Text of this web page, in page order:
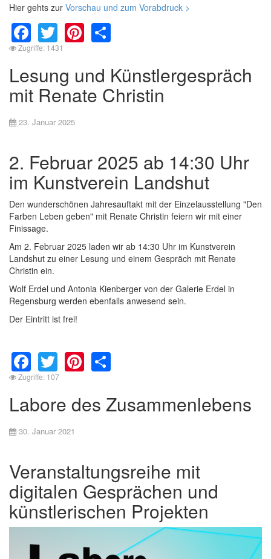
Hier gehts zur Vorschau und zum Vorabdruck >
Facebook
TwitterPinterest
Zugriffe: 1431
Lesung und Künstlergespräch
mit Renate Christin
23. Januar 2025
2. Februar 2025 ab 14:30 Uhr
im Kunstverein Landshut
Den wunderschönen Jahresauftakt mit der Einzelausstellung "Den
Farben Leben geben" mit Renate Christin feiern wir mit einer
Finissage.
Am 2. Februar 2025 laden wir ab 14:30 Uhr im Kunstverein
Landshut zu einer Lesung und einem Gespräch mit Renate
Christin ein.
Wolf Erdel und Antonia Kienberger von der Galerie Erdel in
Regensburg werden ebenfalls anwesend sein.
Der Eintritt ist frei!
Facebook
TwitterPinterest
Zugriffe: 107
Labore des Zusammenlebens
30. Januar 2021
Veranstaltungsreihe mit
digitalen Gesprächen und
künstlerischen Projekten